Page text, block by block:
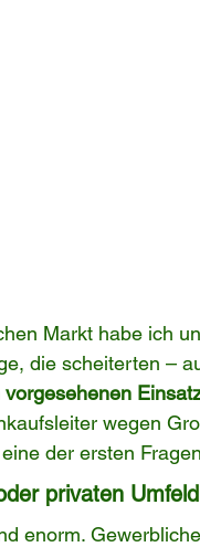
Markt habe ich
die scheiterten –
wegen
der ersten
privaten
enorm.